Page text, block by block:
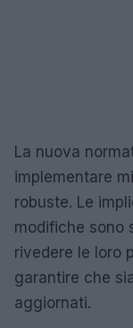
La nuova
implementare
robuste. Le
modifiche sono
rivedere le loro
garantire che
aggiornati.